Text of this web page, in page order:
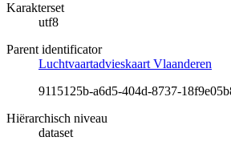
Karakterset
utf8
Parent identificator
Luchtvaartadvieskaart Vlaanderen
9115125b-a6d5-404d-8737-
Hiërarchisch niveau
dataset